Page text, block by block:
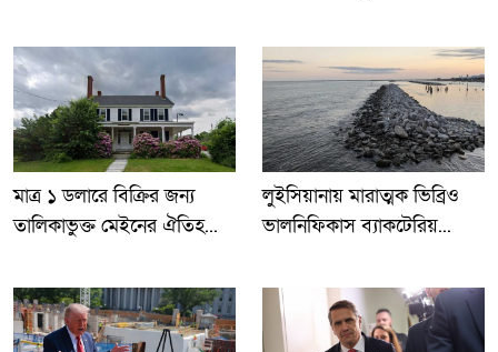
মাত্র ১ ডলারে বিক্রির জন্য
তালিকাভুক্ত মেইনের ঐতিহ...
লুইসিয়ানায় মারাত্মক ভিব্রিও
ভালনিফিকাস ব্যাকটেরিয়...